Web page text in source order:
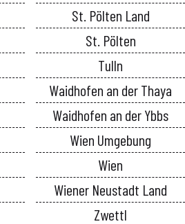
St. Pölten Land
St. Pölten
Tulln
Waidhofen an der Thaya
Waidhofen an der Ybbs
Wien Umgebung
Wien
Wiener Neustadt Land
Zwettl